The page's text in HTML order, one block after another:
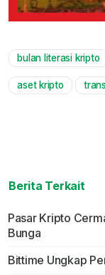
bulan literasi kripto
aset kripto
Berita Terkait
Pasar Kripto
Bunga
Bittime Ungkap